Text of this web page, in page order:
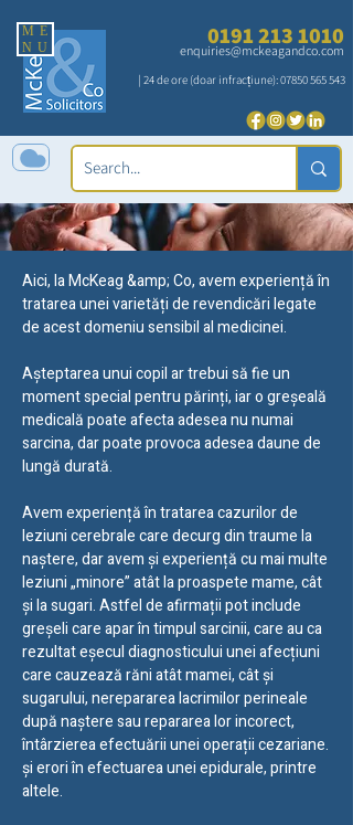
ME
NU
0191 213 1010
enquiries@mckeagandco.com
| 24 de ore (doar infracțiune):07850 565 543
Obstetrica si
ginecologie
Aici, la McKeag &amp; Co, avem experiență în
tratarea unei varietăți de revendicări legate
de acest domeniu sensibil al medicinei.
Așteptarea unui copil ar trebui să fie un
moment special pentru părinți, iar o greșeală
medicală poate afecta adesea nu numai
sarcina, dar poate provoca adesea daune de
lungă durată.
Avem experiență în tratarea cazurilor de
leziuni cerebrale care decurg din traume la
naștere, dar avem și experiență cu mai multe
leziuni „minore” atât la proaspete mame, cât
și la sugari. Astfel de afirmații pot include
greșeli care apar în timpul sarcinii, care au ca
rezultat eșecul diagnosticului unei afecțiuni
care cauzează răni atât mamei, cât și
sugarului, nerepararea lacrimilor perineale
după naștere sau repararea lor incorect,
întârzierea efectuării unei operații cezariane.
și erori în efectuarea unei epidurale, printre
altele.